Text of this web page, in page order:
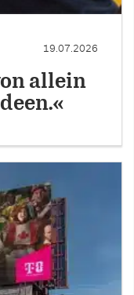
19.07.2026
allein